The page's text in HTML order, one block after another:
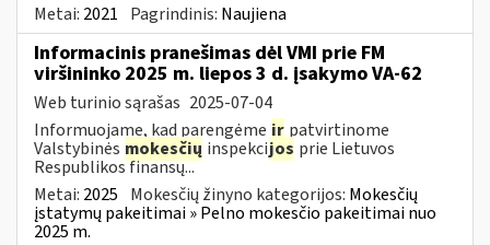
Metai: 2021 Pagrindinis: Naujiena
Informacinis pranešimas dėl VMI prie FM
viršininko 2025 m. liepos 3 d. įsakymo VA-62
Web turinio sąrašas 2025-07-04
Informuojame, kad parengėme ir patvirtinome
Valstybinės mokesčių inspekcijos prie Lietuvos
Respublikos finansų...
Metai: 2025 Mokesčių žinyno kategorijos: Mokesčių
įstatymų pakeitimai » Pelno mokesčio pakeitimai nuo
2025 m.